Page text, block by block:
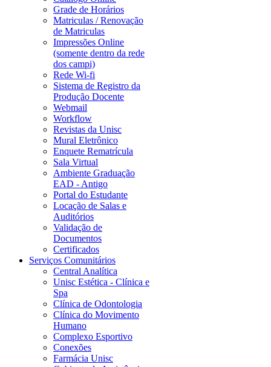
Grade de Horários
Matriculas / Renovação
de Matriculas
Impressões Online
(somente dentro da rede
dos campi)
Rede Wi-fi
Sistema de Registro da
Produção Docente
Webmail
Workflow
Revistas da Unisc
Mural Eletrônico
Enquete Rematrícula
Sala Virtual
Ambiente Graduação
EAD - Antigo
Portal do Estudante
Locação de Salas e
Auditórios
Validação de
Documentos
Certificados
Serviços Comunitários
Central Analítica
Unisc Estética - Clínica e
Spa
Clínica de Odontologia
Clínica do Movimento
Humano
Complexo Esportivo
Conexões
Farmácia Unisc